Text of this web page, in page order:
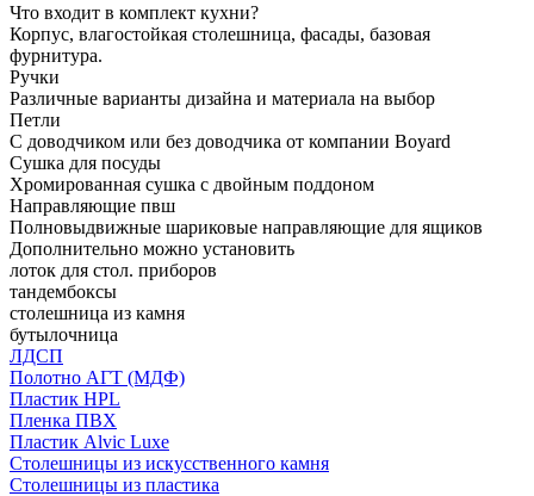
Что входит в комплект кухни?
Корпус, влагостойкая столешница, фасады, базовая
фурнитура.
Ручки
Различные варианты дизайна и материала на выбор
Петли
С доводчиком или без доводчика от компании Boyard
Сушка для посуды
Хромированная сушка с двойным поддоном
Направляющие пвш
Полновыдвижные шариковые направляющие для ящиков
Дополнительно можно установить
лоток для стол. приборов
тандембоксы
столешница из камня
бутылочница
ЛДСП
Полотно АГТ (МДФ)
Пластик HPL
Пленка ПВХ
Пластик Alvic Luxe
Столешницы из искусственного камня
Столешницы из пластика